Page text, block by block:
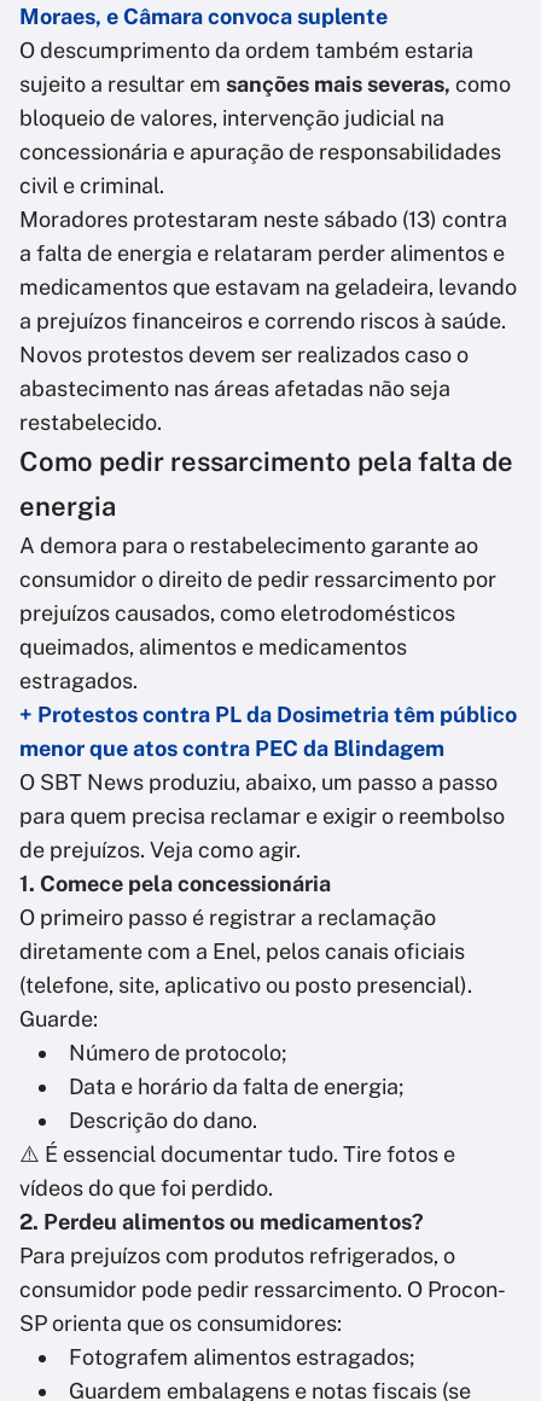
Moraes, e Câmara convoca suplente
O descumprimento da ordem também estaria
sujeito a resultar em sanções mais severas, como
bloqueio de valores, intervenção judicial na
concessionária e apuração de responsabilidades
civil e criminal.
Moradores protestaram neste sábado (13) contra
a falta de energia e relataram perder alimentos e
medicamentos que estavam na geladeira, levando
a prejuízos financeiros e correndo riscos à saúde.
Novos protestos devem ser realizados caso o
abastecimento nas áreas afetadas não seja
restabelecido.
Como pedir ressarcimento pela falta de
energia
A demora para o restabelecimento garante ao
consumidor o direito de pedir ressarcimento por
prejuízos causados, como eletrodomésticos
queimados, alimentos e medicamentos
estragados.
+ Protestos contra PL da Dosimetria têm público
menor que atos contra PEC da Blindagem
O SBT News produziu, abaixo, um passo a passo
para quem precisa reclamar e exigir o reembolso
de prejuízos. Veja como agir.
1. Comece pela concessionária
O primeiro passo é registrar a reclamação
diretamente com a Enel, pelos canais oficiais
(telefone, site, aplicativo ou posto presencial).
Guarde:
Número de protocolo;
Data e horário da falta de energia;
Descrição do dano.
⚠️ É essencial documentar tudo. Tire fotos e
vídeos do que foi perdido.
2. Perdeu alimentos ou medicamentos?
Para prejuízos com produtos refrigerados, o
consumidor pode pedir ressarcimento. O Procon-
SP orienta que os consumidores:
Fotografem alimentos estragados;
Guardem embalagens e notas fiscais (se